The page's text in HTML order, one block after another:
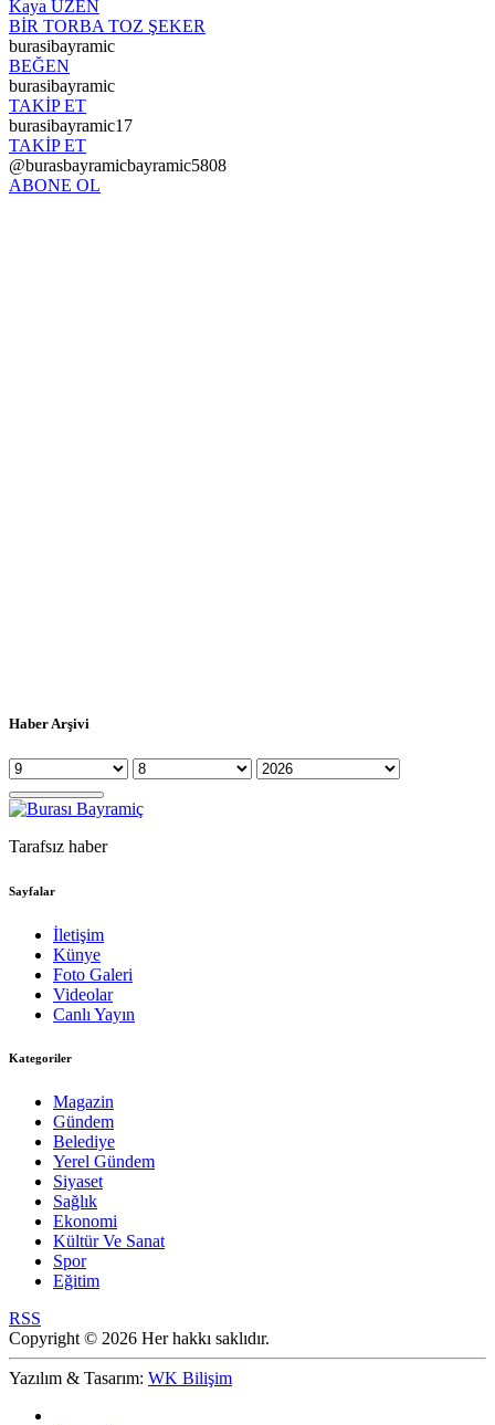
Kaya ÜZEN
BİR TORBA TOZ ŞEKER
burasibayramic
BEĞEN
burasibayramic
TAKİP ET
burasibayramic17
TAKİP ET
@burasbayramicbayramic5808
ABONE OL
Haber Arşivi
Tarafsız haber
Sayfalar
İletişim
Künye
Foto Galeri
Videolar
Canlı Yayın
Kategoriler
Magazin
Gündem
Belediye
Yerel Gündem
Siyaset
Sağlık
Ekonomi
Kültür Ve Sanat
Spor
Eğitim
RSS
Copyright © 2026 Her hakkı saklıdır.
Yazılım & Tasarım: WK Bilişim